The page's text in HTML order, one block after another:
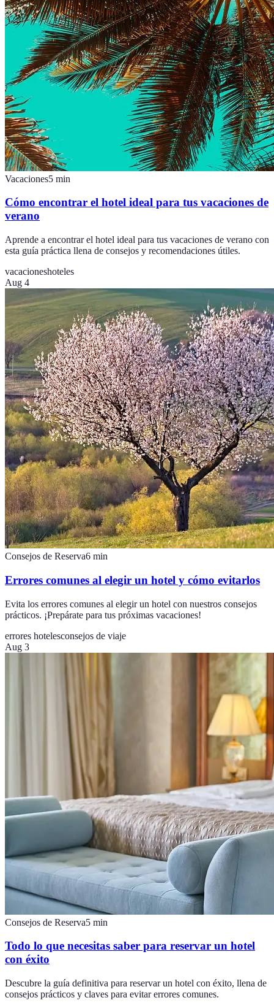
Vacaciones5 min
Cómo encontrar el hotel ideal para tus vacaciones de
verano
Aprende a encontrar el hotel ideal para tus vacaciones de verano con
esta guía práctica llena de consejos y recomendaciones útiles.
vacacioneshoteles
Aug 4
Consejos de Reserva6 min
Errores comunes al elegir un hotel y cómo evitarlos
Evita los errores comunes al elegir un hotel con nuestros consejos
prácticos. ¡Prepárate para tus próximas vacaciones!
errores hotelesconsejos de viaje
Aug 3
Consejos de Reserva5 min
Todo lo que necesitas saber para reservar un hotel
con éxito
Descubre la guía definitiva para reservar un hotel con éxito, llena de
consejos prácticos y claves para evitar errores comunes.